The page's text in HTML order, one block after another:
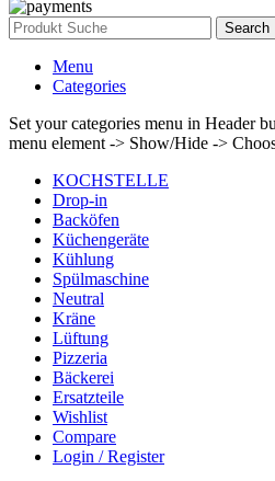
Search
Menu
Categories
Set your categories menu in Header
menu element -> Show/Hide ->
KOCHSTELLE
Drop-in
Backöfen
Küchengeräte
Kühlung
Spülmaschine
Neutral
Kräne
Lüftung
Pizzeria
Bäckerei
Ersatzteile
Wishlist
Compare
Login / Register